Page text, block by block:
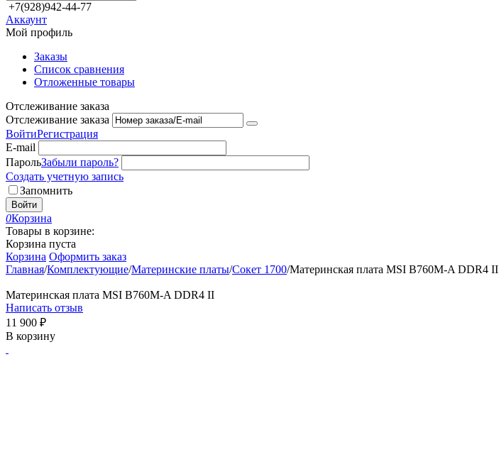
+7(928)942-44-77
Аккаунт
Мой профиль
Заказы
Список сравнения
Отложенные товары
Отслеживание заказа
Отслеживание заказа
ВойтиРегистрация
E-mail
ПарольЗабыли пароль?
Создать учетную запись
Запомнить
Войти
0Корзина
Товары в корзине:
Корзина пуста
Корзина Оформить заказ
Главная/Комплектующие/Материнские платы/Сокет 1700/Материнская плата MSI B760M-A DDR4 II
Материнская плата MSI B760M-A DDR4 II
Написать отзыв
11 900 ₽
В корзину